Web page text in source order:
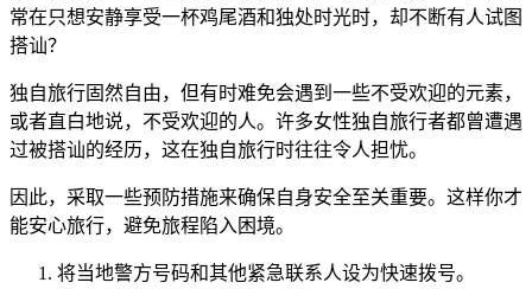
常在只想安静享受一杯鸡尾酒和独处时光时，却不断有人试图
搭讪？
独自旅行固然自由，但有时难免会遇到一些不受欢迎的元素，
或者直白地说，不受欢迎的人。许多女性独自旅行者都曾遭遇
过被搭讪的经历，这在独自旅行时往往令人担忧。
因此，采取一些预防措施来确保自身安全至关重要。这样你才
能安心旅行，避免旅程陷入困境。
将当地警方号码和其他紧急联系人设为快速拨号。